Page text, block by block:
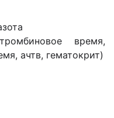
время,
ачтв, гематокрит)